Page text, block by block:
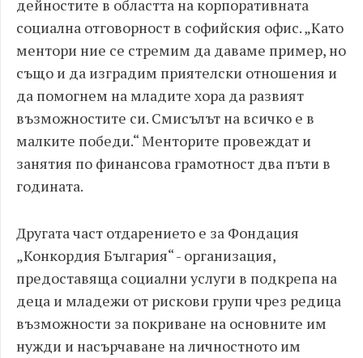
дейностите в областта на корпоративната
социална отговорност в софийския офис. „Като
ментори ние се стремим да даваме пример, но
също и да изградим приятелски отношения и
да помогнем на младите хора да развият
възможностите си. Смисълът на всичко е в
малките победи.“ Менторите провеждат и
занятия по финансова грамотност два пъти в
годината.
Другата част отдарението е за Фондация
„Конкордия България“ - организация,
предоставяща социални услуги в подкрепа на
деца и младежи от рискови групи чрез редица
възможности за покриване на основните им
нужди и насърчаване на личностното им